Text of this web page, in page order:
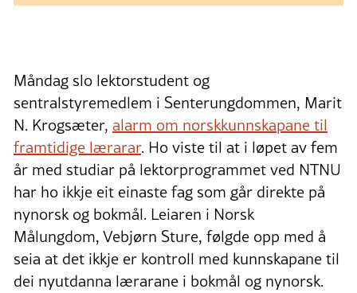
Måndag slo lektorstudent og
sentralstyremedlem i Senterungdommen, Marit
N. Krogsæter, alarm om norskkunnskapane til
framtidige lærarar. Ho viste til at i løpet av fem
år med studiar på lektorprogrammet ved NTNU
har ho ikkje eit einaste fag som går direkte på
nynorsk og bokmål. Leiaren i Norsk
Målungdom, Vebjørn Sture, følgde opp med å
seia at det ikkje er kontroll med kunnskapane til
dei nyutdanna lærarane i bokmål og nynorsk.